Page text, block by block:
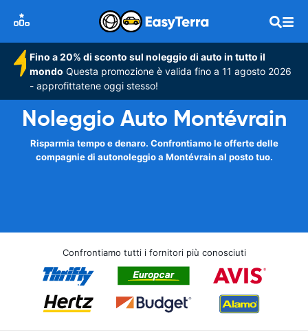
Fino a 20% di sconto sul noleggio di auto in tutto il
mondo Questa promozione è valida fino a 11 agosto 2026
- approfittatene oggi stesso!
Noleggio Auto Montévrain
Risparmia tempo e denaro. Confrontiamo le offerte delle
compagnie di autonoleggio a Montévrain al posto tuo.
Confrontiamo tutti i fornitori più conosciuti